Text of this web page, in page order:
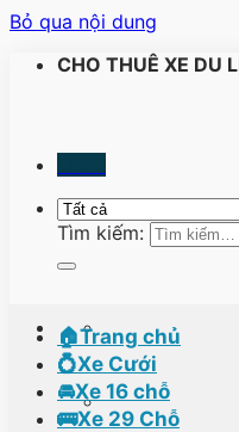
Bỏ qua nội dung
CHO THUÊ XE DU
Tìm kiếm:
🏠Trang chủ
💍Xe Cưới
🚘Xe 16 chỗ
🚌Xe 29 Chỗ